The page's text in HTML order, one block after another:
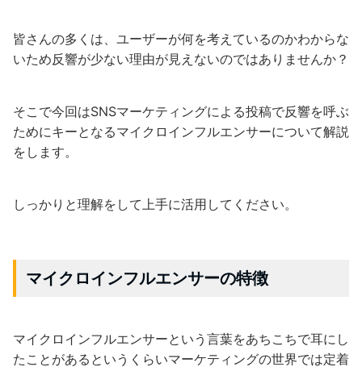
皆さんの多くは、ユーザーが何を考えているのかわからな
いため反響が少ない理由が見えないのではありませんか？
そこで今回はSNSマーケティングによる投稿で反響を呼ぶ
ためにキーとなるマイクロインフルエンサーについて解説
をします。
しっかりと理解をして上手に活用してください。
マイクロインフルエンサーの特徴
マイクロインフルエンサーという言葉をあちこちで耳にし
たことがあるというくらいマーケティングの世界では定着